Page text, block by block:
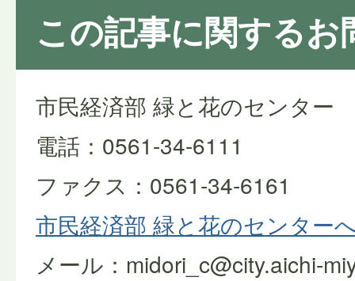
この記事に関するお
市民経済部 緑と花のセンター
電話：0561-34-6111
ファクス：0561-34-6161
市民経済部 緑と花のセンター
メール：midori_c@city.aichi-